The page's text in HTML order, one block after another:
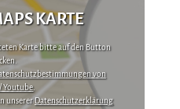
KARTE
Karte bitte auf den Button
von
Youtube.
unsererDatenschutzerklärung